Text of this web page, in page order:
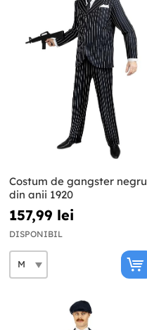
Costum de gangster negru
din anii 1920
157,99 lei
DISPONIBIL